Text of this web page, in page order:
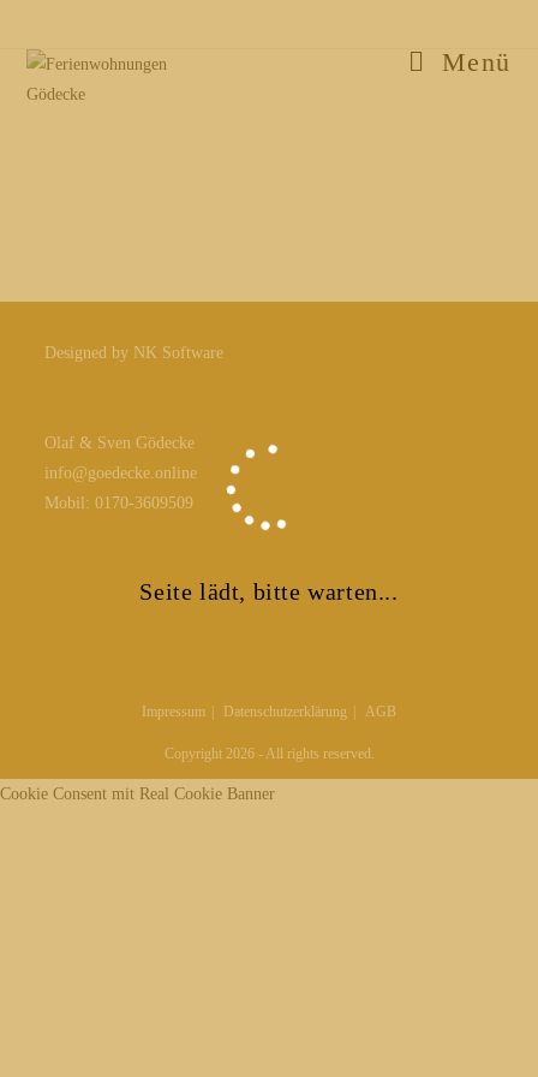
Seite lädt, bitte warten...
Menü
Designed by NK Software
Olaf & Sven Gödecke
info@goedecke.online
Mobil: 0170-3609509
Impressum Datenschutzerklärung AGB
Copyright 2026 - All rights reserved.
Cookie Consent mit Real Cookie Banner